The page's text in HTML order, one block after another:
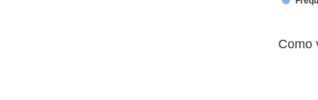
Como você avalia a qualidade
Como